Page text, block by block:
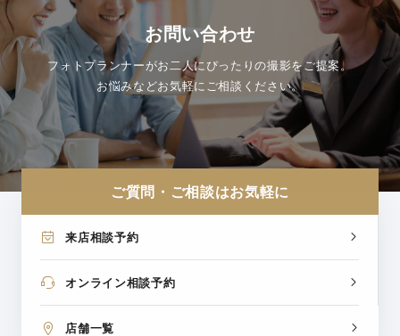
お問い合わせ
フォトプランナーがお二人にぴったりの撮影をご提案。
お悩みなどお気軽にご相談ください。
ご質問・ご相談はお気軽に
来店相談予約
オンライン相談予約
店舗一覧